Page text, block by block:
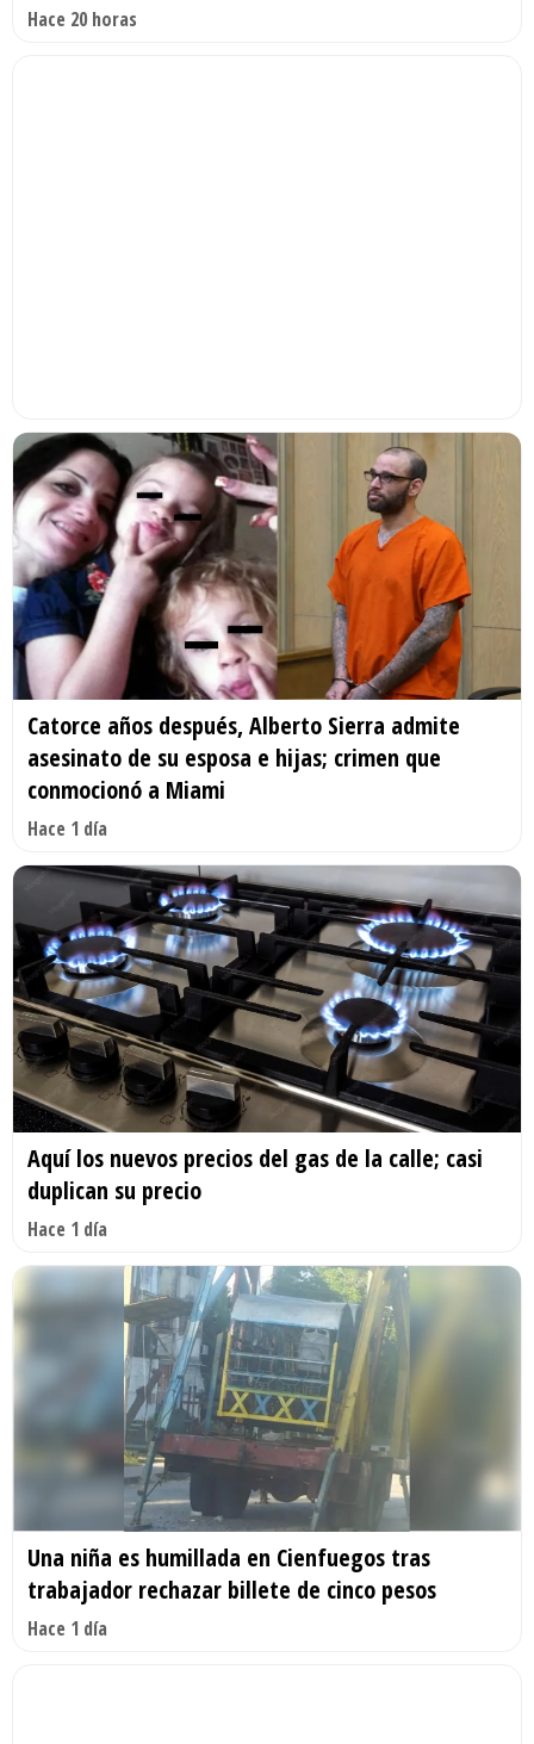
Hace 20 horas
Catorce años después, Alberto Sierra admite
asesinato de su esposa e hijas; crimen que
conmocionó a Miami
Hace 1 día
Aquí los nuevos precios del gas de la calle; casi
duplican su precio
Hace 1 día
Una niña es humillada en Cienfuegos tras
trabajador rechazar billete de cinco pesos
Hace 1 día